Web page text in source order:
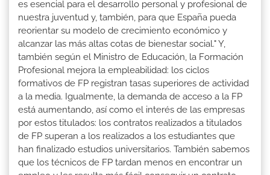
es esencial para el desarrollo personal y profesional de
nuestra juventud y, también, para que España pueda
reorientar su modelo de crecimiento económico y
alcanzar las más altas cotas de bienestar social." Y,
también según el Ministro de Educación, la Formación
Profesional mejora la empleabilidad: los ciclos
formativos de FP registran tasas superiores de actividad
a la media. Igualmente, la demanda de acceso a la FP
está aumentando, así como el interés de las empresas
por estos titulados: los contratos realizados a titulados
de FP superan a los realizados a los estudiantes que
han finalizado estudios universitarios. También sabemos
que los técnicos de FP tardan menos en encontrar un